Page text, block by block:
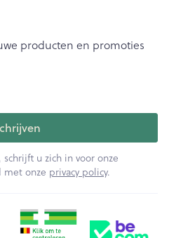
producten en promoties
u zich in voor onze
met onze privacy policy.